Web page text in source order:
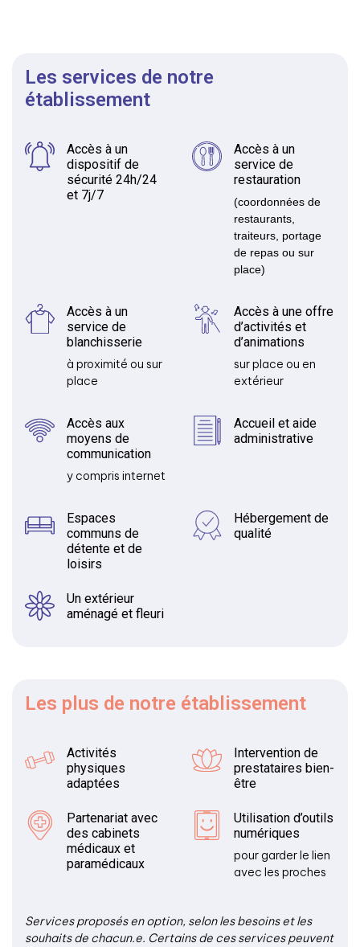
Les services de notre
établissement
Accès à un
dispositif de
sécurité 24h/24
et 7j/7
Accès à un
service de
restauration
(coordonnées de
restaurants,
traiteurs, portage
de repas ou sur
place)
Accès à un
service de
blanchisserie
à proximité ou sur
place
Accès à une offre
d’activités et
d’animations
sur place ou en
extérieur
Accès aux
moyens de
communication
y compris internet
Accueil et aide
administrative
Espaces
communs de
détente et de
loisirs
Hébergement de
qualité
Un extérieur
aménagé et fleuri
Les plus de notre établissement
Activités
physiques
adaptées
Intervention de
prestataires bien-
être
Partenariat avec
des cabinets
médicaux et
paramédicaux
Utilisation d’outils
numériques
pour garder le lien
avec les proches
Services proposés en option, selon les besoins et les
souhaits de chacun.e. Certains de ces services peuvent